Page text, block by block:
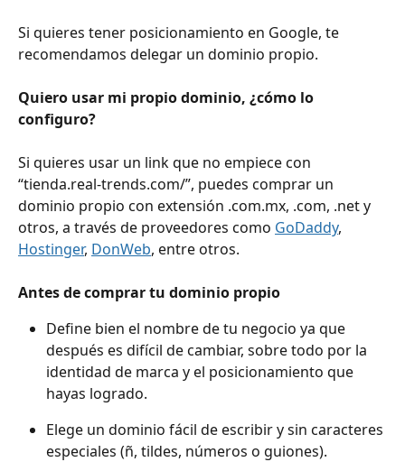
Si quieres tener posicionamiento en Google, te
recomendamos delegar un dominio propio.
Quiero usar mi propio dominio, ¿cómo lo
configuro?
Si quieres usar un link que no empiece con
“tienda.real-trends.com/”, puedes comprar un
dominio propio con extensión .com.mx, .com, .net y
otros, a través de proveedores como GoDaddy,
Hostinger, DonWeb, entre otros.
Antes de comprar tu dominio propio
Define bien el nombre de tu negocio ya que
después es difícil de cambiar, sobre todo por la
identidad de marca y el posicionamiento que
hayas logrado.
Elege un dominio fácil de escribir y sin caracteres
especiales (ñ, tildes, números o guiones).